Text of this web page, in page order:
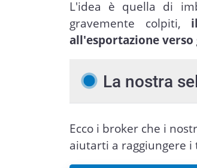
L'idea è quella di
gravemente colpiti,
all'esportazione
La nostra
Ecco i broker che i
aiutarti a raggiungere